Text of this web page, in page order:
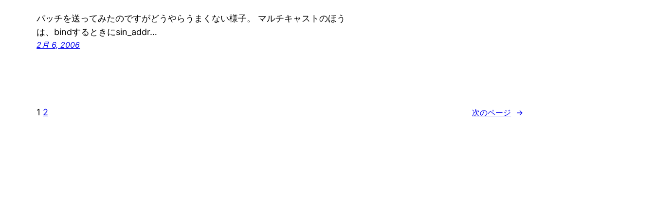
パッチを送ってみたのですがどうやらうまくない様子。 マルチキャストのほう
は、bindするときにsin_addr…
2月 6, 2006
1 2 次のページ →